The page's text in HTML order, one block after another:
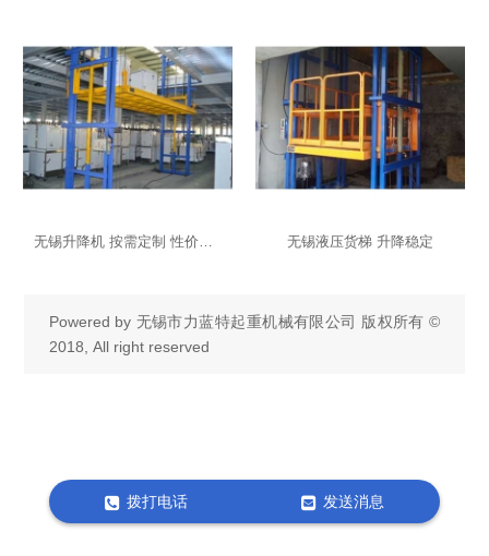
无锡升降机 按需定制 性价比高的货梯 无锡液压货梯 升降稳定
Powered by 无锡市力蓝特起重机械有限公司 版权所有 ©
2018, All right reserved
拨打电话 发送消息